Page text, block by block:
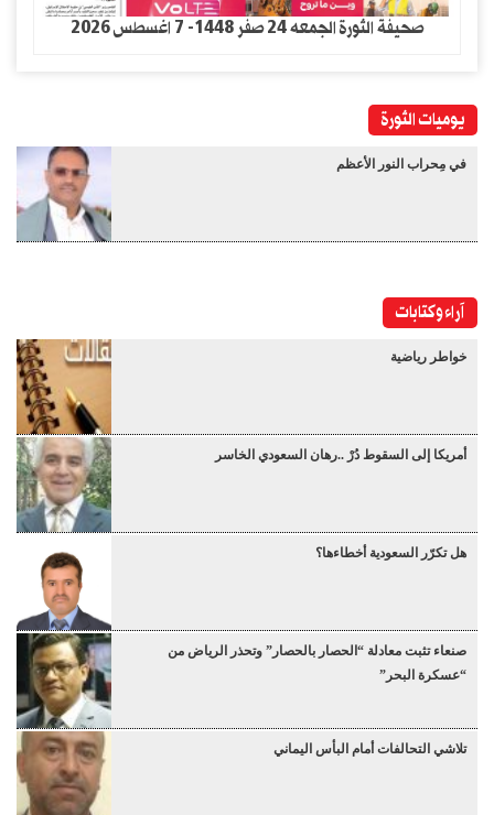
صحيفة الثورة الجمعه 24 صفر 1448- 7 اغسطس 2026
يوميات الثورة
في مِحراب النور الأعظم
آراء وكتابات
خواطر رياضية
أمريكا إلى السقوط دُرْ ..رهان السعودي الخاسر
هل تكرّر السعودية أخطاءها؟
صنعاء تثبت معادلة “الحصار بالحصار” وتحذر الرياض من
“عسكرة البحر”
تلاشي التحالفات أمام البأس اليماني